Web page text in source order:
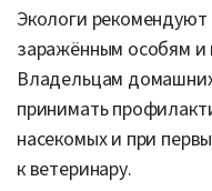
Экологи
заражённым особям и
Владельцам
принимать
насекомых и при
к ветеринару.